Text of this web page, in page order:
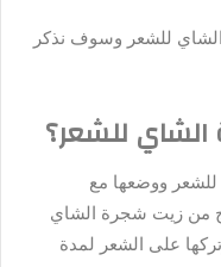
للشعر وسوف نذكر
للشعر؟
ووضعها مع
من زيت شجرة الشاي
على الشعر لمدة